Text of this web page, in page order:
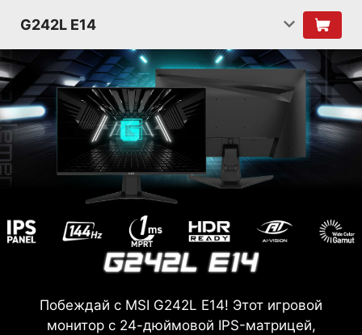
G242L E14
Побеждай с MSI G242L E14! Этот игровой
монитор с 24-дюймовой IPS-матрицей,